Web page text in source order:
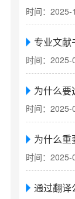
时间：2025-
专业文献
时间：2025-
为什么要
时间：2025-
为什么重
时间：2025-
通过翻译